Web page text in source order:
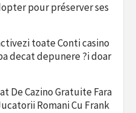
pour préserver ses
toate Conti casino
decat depunere ?i doar
De Cazino Gratuite Fara
Romani Cu Frank